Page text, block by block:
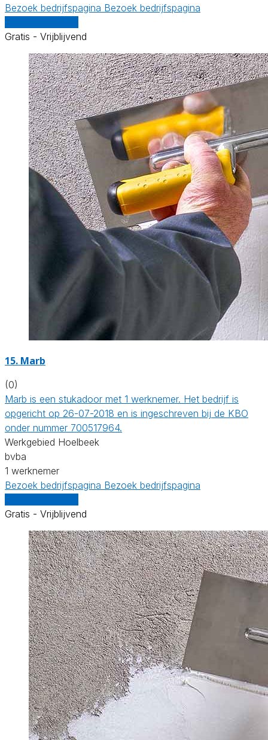
Bezoek bedrijfspagina Bezoek bedrijfspagina
Gratis - Vrijblijvend
15. Marb
(0)
Marb is een stukadoor met 1 werknemer. Het bedrijf is
opgericht op 26-07-2018 en is ingeschreven bij de KBO
onder nummer 700517964.
Werkgebied Hoelbeek
bvba
1 werknemer
Bezoek bedrijfspagina Bezoek bedrijfspagina
Gratis - Vrijblijvend